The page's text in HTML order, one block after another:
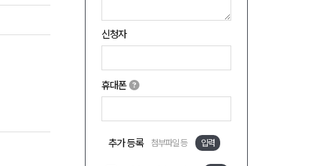
신청자
휴대폰
추가 등록 첨부파일 등 입력